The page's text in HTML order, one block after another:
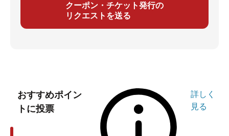
クーポン・チケット発行の
リクエストを送る
おすすめポイン
トに投票
詳しく
見る